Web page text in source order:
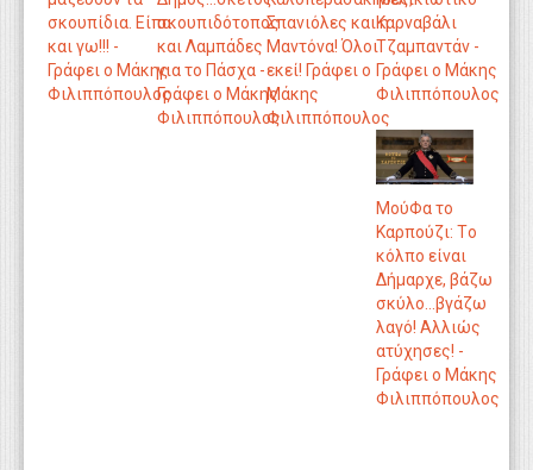
σκουπίδια. Είπα
και γω!!! -
Γράφει ο Μάκης
Φιλιππόπουλος
σκουπιδότοπος
και Λαμπάδες
για το Πάσχα -
Γράφει ο Μάκης
Φιλιππόπουλος
Σπανιόλες και η
Μαντόνα! Όλοι
εκεί! Γράφει ο
Μάκης
Φιλιππόπουλος
Καρναβάλι
Τζαμπαντάν -
Γράφει ο Μάκης
Φιλιππόπουλος
ΜούΦα το
Καρπούζι: Tο
κόλπο είναι
Δήμαρχε, βάζω
σκύλο...βγάζω
λαγό! Αλλιώς
ατύχησες! -
Γράφει ο Μάκης
Φιλιππόπουλος